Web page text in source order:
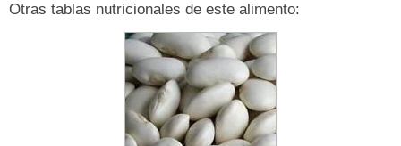
Otras tablas nutricionales de este alimento: